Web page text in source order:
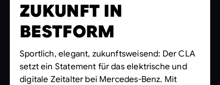
ZUKUNFT IN
BESTFORM
Sportlich, elegant, zukunftsweisend: Der CLA
setzt ein Statement für das elektrische und
digitale Zeitalter bei Mercedes-Benz. Mit